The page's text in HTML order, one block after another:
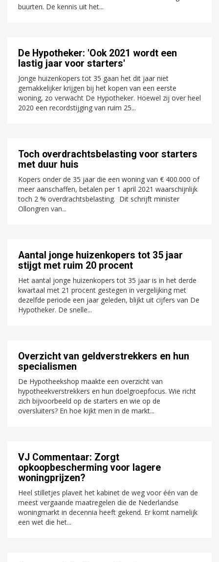
buurten. De kennis uit het...
De Hypotheker: 'Ook 2021 wordt een
lastig jaar voor starters'
Jonge huizenkopers tot 35 gaan het dit jaar niet
gemakkelijker krijgen bij het kopen van een eerste
woning, zo verwacht De Hypotheker. Hoewel zij over heel
2020 een recordstijging van ruim 25...
Toch overdrachtsbelasting voor starters
met duur huis
Kopers onder de 35 jaar die een woning van € 400.000 of
meer aanschaffen, betalen per 1 april 2021 waarschijnlijk
toch 2 % overdrachtsbelasting. Dit schrijft minister
Ollongren van...
Aantal jonge huizenkopers tot 35 jaar
stijgt met ruim 20 procent
Het aantal jonge huizenkopers tot 35 jaar is in het derde
kwartaal met 21 procent gestegen in vergelijking met
dezelfde periode een jaar geleden, blijkt uit cijfers van De
Hypotheker. De snelle...
Overzicht van geldverstrekkers en hun
specialismen
De Hypotheekshop maakte een overzicht van
hypotheekverstrekkers en hun doelgroepfocus. Wie richt
zich bijvoorbeeld op de starters en wie op de
oversluiters? En hoe kijkt men in de markt...
VJ Commentaar: Zorgt
opkoopbescherming voor lagere
woningprijzen?
Heel stilletjes plaveit het kabinet de weg voor één van de
meest vergaande maatregelen die de Nederlandse
woningmarkt in decennia heeft gekend. Er komt namelijk
een wet die het...